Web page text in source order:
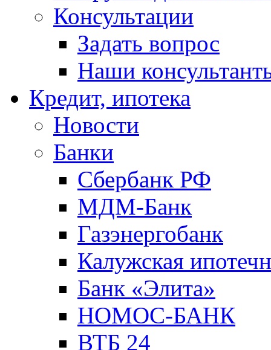
Консультации
Задать вопрос
Наши
Кредит, ипотека
Новости
Банки
Сбербанк РФ
МДМ-Банк
Газэнергобанк
Калужская
Банк «Элита»
НОМОС-БАНК
ВТБ 24